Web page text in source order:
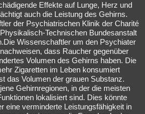
Effekte auf Lunge, Herz und
auch die Leistung des Gehirns.
der Psychiatrischen Klinik der Charité
Technischen Bundesanstalt
Wissenschaftler um den Psychiater
dass Raucher gegenüber
Volumen des Gehirns haben. Die
Zigaretten im Leben konsumiert
das Volumen der grauen Substanz.
Gehirnregionen, in der die meisten
lokalisiert sind. Dies könnte
eine verminderte Leistungsfähigkeit in